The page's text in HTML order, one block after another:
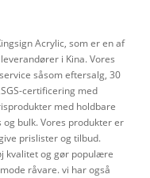
Acrylic, som er en af
i Kina. Vores
såsom eftersalg, 30
certificering med
med holdbare
bulk. Vores produkter er
prislister og tilbud.
kvalitet og gør populære
råvare. vi har også